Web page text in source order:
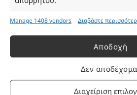
Manage 1408 vendors Διαβάστε
Αποδοχή
Δεν
Διαχείριση
Παρασκευή: 08:30–16:30
Σάββατο - Κυριακή: Κλειστά
Πρόγραμμα Ανταμοιβής